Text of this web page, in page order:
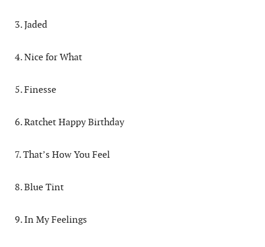
3. Jaded
4. Nice for What
5. Finesse
6. Ratchet Happy Birthday
7. That’s How You Feel
8. Blue Tint
9. In My Feelings